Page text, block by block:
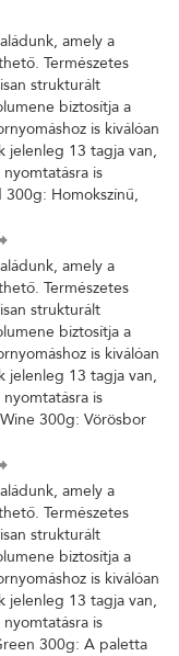
amely a
Természetes
strukturált
biztosítja a
is kiválóan
jelenleg 13 tagja van,
is
300g: Homokszínű,
amely a
Természetes
strukturált
biztosítja a
is kiválóan
jelenleg 13 tagja van,
is
300g: Vörösbor
amely a
Természetes
strukturált
biztosítja a
is kiválóan
jelenleg 13 tagja van,
is
300g: A paletta